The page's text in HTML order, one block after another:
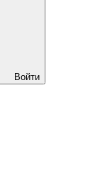
Войти